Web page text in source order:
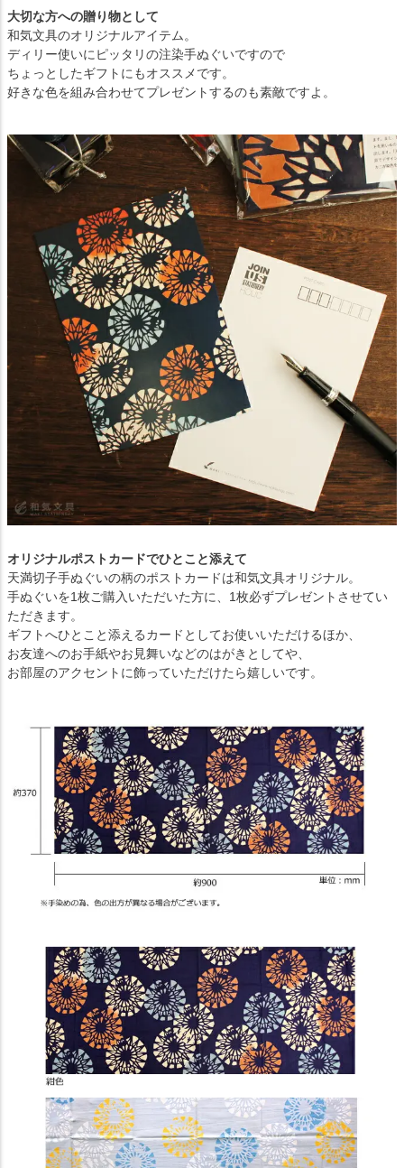
大切な方への贈り物として
和気文具のオリジナルアイテム。
ディリー使いにピッタリの注染手ぬぐいですので
ちょっとしたギフトにもオススメです。
好きな色を組み合わせてプレゼントするのも素敵ですよ。
オリジナルポストカードでひとこと添えて
天満切子手ぬぐいの柄のポストカードは和気文具オリジナル。
手ぬぐいを1枚ご購入いただいた方に、1枚必ずプレゼントさせてい
ただきます。
ギフトへひとこと添えるカードとしてお使いいただけるほか、
お友達へのお手紙やお見舞いなどのはがきとしてや、
お部屋のアクセントに飾っていただけたら嬉しいです。